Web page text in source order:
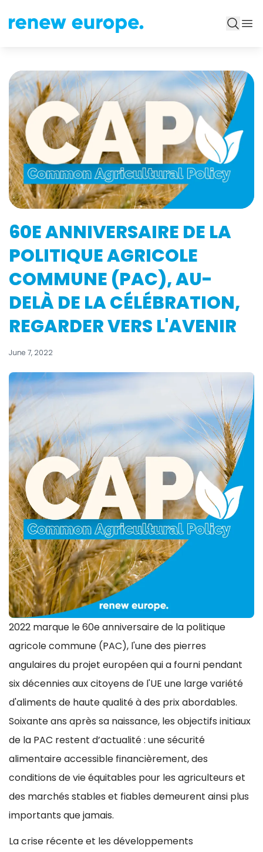
60E ANNIVERSAIRE DE LA
POLITIQUE AGRICOLE
COMMUNE (PAC), AU-
DELÀ DE LA CÉLÉBRATION,
REGARDER VERS L'AVENIR
June 7, 2022
2022 marque le 60e anniversaire de la politique
agricole commune (PAC), l'une des pierres
angulaires du projet européen qui a fourni pendant
six décennies aux citoyens de l'UE une large variété
d'aliments de haute qualité à des prix abordables.
Soixante ans après sa naissance, les objectifs initiaux
de la PAC restent d’actualité : une sécurité
alimentaire accessible financièrement, des
conditions de vie équitables pour les agriculteurs et
des marchés stables et fiables demeurent ainsi plus
importants que jamais.
La crise récente et les développements